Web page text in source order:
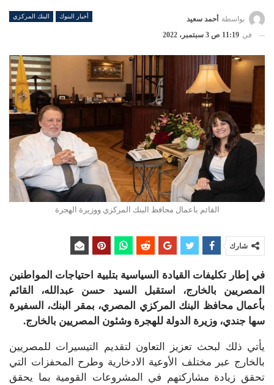
أخبار البنوك البنك المركزي بواسطة
أحمد سعيد
في 11:19 ص 3 سبتمبر، 2022
القائم باعمال محافظ البنك المركزي ووزيرة الهجرة
شارك
في إطار تكليفات القيادة السياسية بتلبية احتياجات المواطنين
المصريين بالخارج، استقبل السيد حسن عبدالله، القائم
بأعمال محافظ البنك المركزي المصري، بمقر البنك، السفيرة
سها جندي، وزيرة الدولة للهجرة وشئون المصريين بالخارج.
يأتي ذلك لبحث تعزيز التعاون لتقديم التيسيرات للمصريين
بالخارج عبر مختلف الأوعية الادخارية وطرح المحفزات التي
تحقق زيادة مشاركتهم في المشروعات القومية بما يحقق